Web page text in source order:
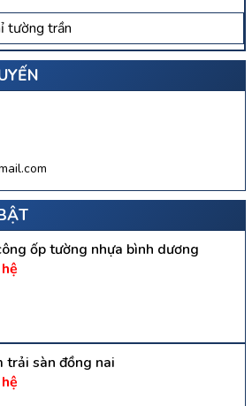
tường trần
ốp tường nhựa bình dương
trải sàn đồng nai